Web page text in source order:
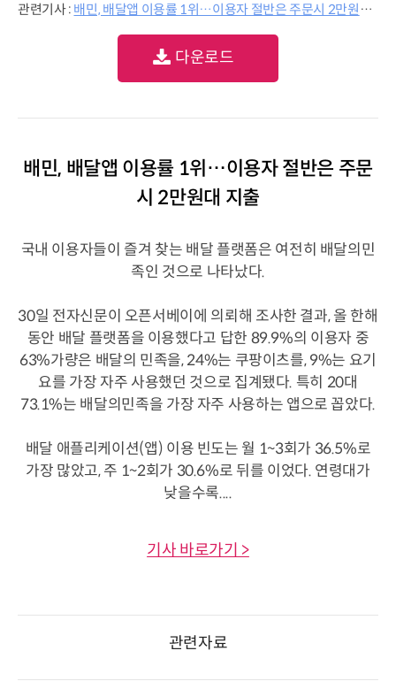
관련기사 : 배민, 배달앱 이용률 1위…이용자 절반은 주문시 2만원대 지출
다운로드
배민, 배달앱 이용률 1위…이용자 절반은 주문
시 2만원대 지출
국내 이용자들이 즐겨 찾는 배달 플랫폼은 여전히 배달의민
족인 것으로 나타났다.
30일 전자신문이 오픈서베이에 의뢰해 조사한 결과, 올 한해
동안 배달 플랫폼을 이용했다고 답한 89.9%의 이용자 중
63%가량은 배달의 민족을, 24%는 쿠팡이츠를, 9%는 요기
요를 가장 자주 사용했던 것으로 집계됐다. 특히 20대
73.1%는 배달의민족을 가장 자주 사용하는 앱으로 꼽았다.
배달 애플리케이션(앱) 이용 빈도는 월 1~3회가 36.5%로
가장 많았고, 주 1~2회가 30.6%로 뒤를 이었다. 연령대가
낮을수록....
기사 바로가기 >
관련자료